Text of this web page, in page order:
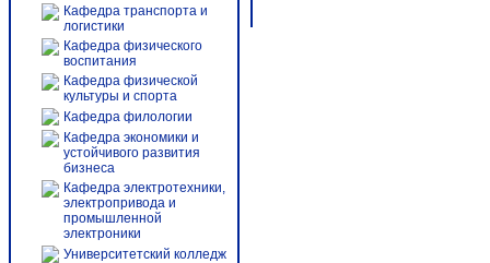
Кафедра транспорта и
логистики
Кафедра физического
воспитания
Кафедра физической
культуры и спорта
Кафедра филологии
Кафедра экономики и
устойчивого развития
бизнеса
Кафедра электротехники,
электропривода и
промышленной
электроники
Университетский колледж